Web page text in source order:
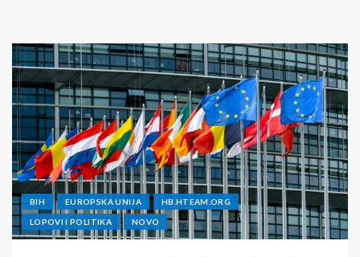
BIH EUROPSKA UNIJA HB.HTEAM.ORG
LOPOVI I POLITIKA NOVO